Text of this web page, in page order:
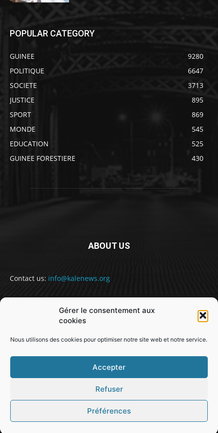
Gérer le consentement aux
cookies
Nous utilisons des cookies pour optimiser notre site web et notre service.
Accepter
Refuser
Préférences
POPULAR CATEGORY
GUINEE
9280
POLITIQUE
6647
SOCIETE
3713
JUSTICE
895
SPORT
869
MONDE
545
EDUCATION
525
GUINEE FORESTIERE
430
ABOUT US
Contact us: info@kalenews.org
FOLLOW US
@snabe// sekou.nabe@abakusitsolutions.eu
SOCIETE SPORT
EDUCATION